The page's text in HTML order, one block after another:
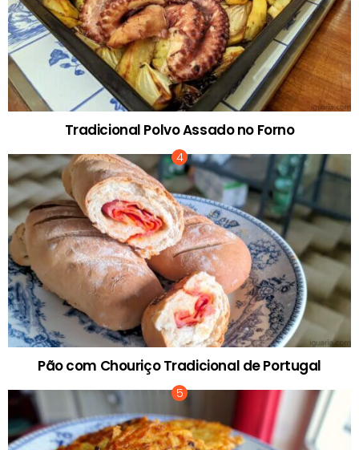
Tradicional Polvo Assado no Forno
Pão com Chouriço Tradicional de Portugal